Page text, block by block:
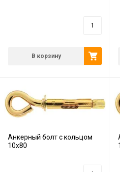
В корзину
Анкерный болт с кольцом
10х80